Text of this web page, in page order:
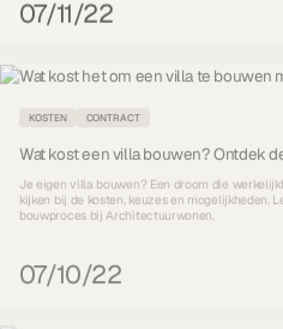
07/11/22
KOSTEN CONTRACT
Wat kost een villa bouwen? Ontdek
Je eigen villa bouwen? Een droom die
kijken bij de kosten, keuzes en mogelijkheden.
bouwproces bij Architectuurwonen.
07/10/22